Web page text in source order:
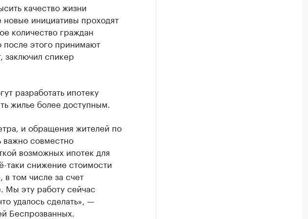
качество жизни
инициативы проходят
количество граждан
после этого принимают
спикер
разработать ипотеку
жилье более доступным.
и обращения жителей по
совместно
возможных ипотек для
таки снижение стоимости
в том числе за счет
Мы эту работу сейчас
удалось сделать», —
Беспрозванных.